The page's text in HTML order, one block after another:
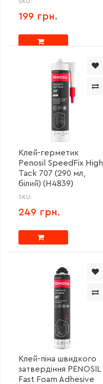
199 грн.
Клей-герметик
Penosil SpeedFix High
Tack 707 (290 мл,
білий) (H4839)
SKU:
249 грн.
Клей-піна швидкого
затвердіння PENOSIL
Fast Foam Adhesive